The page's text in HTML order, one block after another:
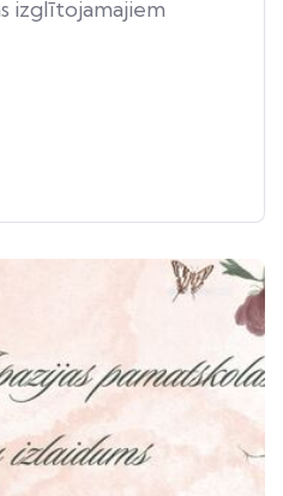
izglītojamajiem